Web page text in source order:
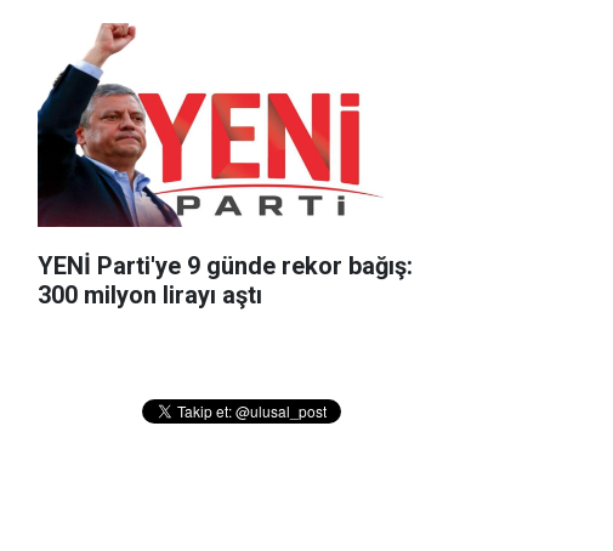
YENİ Parti'ye 9 günde rekor bağış:
300 milyon lirayı aştı